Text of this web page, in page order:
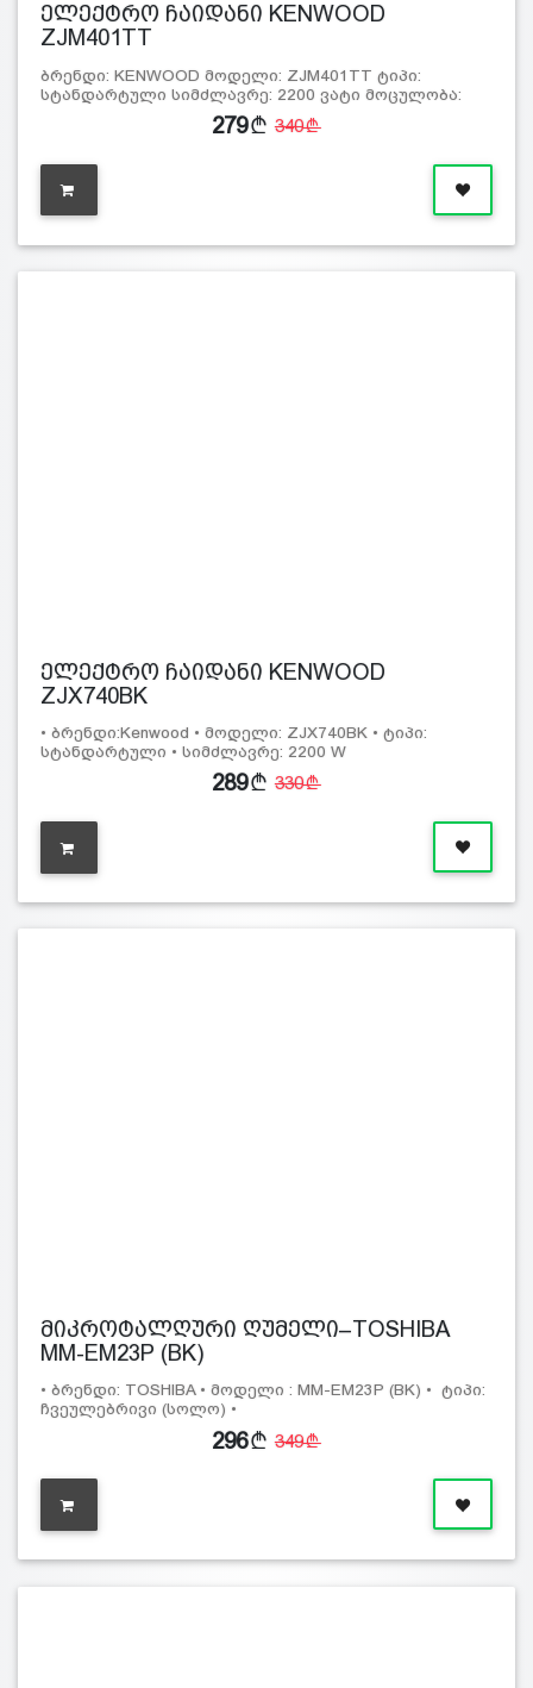
ელექტრო ჩაიდანი KENWOOD
ZJM401TT
ბრენდი: KENWOOD მოდელი: ZJM401TT ტიპი:
სტანდარტული სიმძლავრე: 2200 ვატი მოცულობა:
279 340
ელექტრო ჩაიდანი KENWOOD
ZJX740BK
• ბრენდი:Kenwood • მოდელი: ZJX740BK • ტიპი:
სტანდარტული • სიმძლავრე: 2200 W
289 330
მიკროტალღური ღუმელი–TOSHIBA
MM-EM23P (BK)
• ბრენდი: TOSHIBA • მოდელი : MM-EM23P (BK) • ტიპი:
ჩვეულებრივი (სოლო) •
296 349